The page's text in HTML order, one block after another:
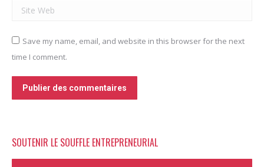
Site Web
Save my name, email, and website in this browser for the next
time I comment.
Publier des commentaires
SOUTENIR LE SOUFFLE ENTREPRENEURIAL